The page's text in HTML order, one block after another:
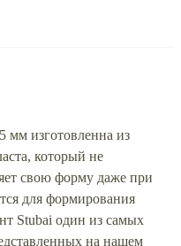
мм изготовленна из
который не
свою форму даже при
для формирования
Stubai один из самых
на нашем